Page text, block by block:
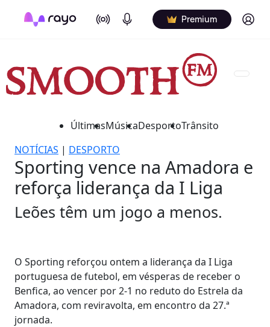
On Air Podcasts Premium Log in
ÚltimasMúsicaDesportoTrânsito
NOTÍCIAS | DESPORTO
Sporting vence na Amadora e
reforça liderança da I Liga
Leões têm um jogo a menos.
O Sporting reforçou ontem a liderança da I Liga
portuguesa de futebol, em vésperas de receber o
Benfica, ao vencer por 2-1 no reduto do Estrela da
Amadora, com reviravolta, em encontro da 27.ª
jornada.